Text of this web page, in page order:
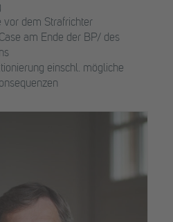
vor dem Strafrichter
am Ende der BP/ des
einschl. mögliche